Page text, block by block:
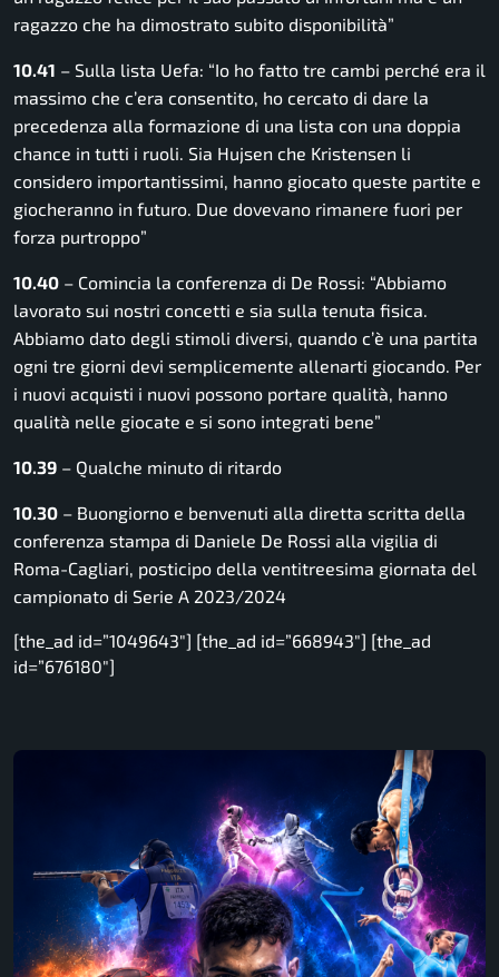
ragazzo che ha dimostrato subito disponibilità”
10.41 – Sulla lista Uefa: “Io ho fatto tre cambi perché era il
massimo che c’era consentito, ho cercato di dare la
precedenza alla formazione di una lista con una doppia
chance in tutti i ruoli. Sia Hujsen che Kristensen li
considero importantissimi, hanno giocato queste partite e
giocheranno in futuro. Due dovevano rimanere fuori per
forza purtroppo”
10.40 – Comincia la conferenza di De Rossi: “Abbiamo
lavorato sui nostri concetti e sia sulla tenuta fisica.
Abbiamo dato degli stimoli diversi, quando c’è una partita
ogni tre giorni devi semplicemente allenarti giocando. Per
i nuovi acquisti i nuovi possono portare qualità, hanno
qualità nelle giocate e si sono integrati bene”
10.39 – Qualche minuto di ritardo
10.30 – Buongiorno e benvenuti alla diretta scritta della
conferenza stampa di Daniele De Rossi alla vigilia di
Roma-Cagliari, posticipo della ventitreesima giornata del
campionato di Serie A 2023/2024
[the_ad id=”1049643″] [the_ad id=”668943″] [the_ad
id=”676180″]